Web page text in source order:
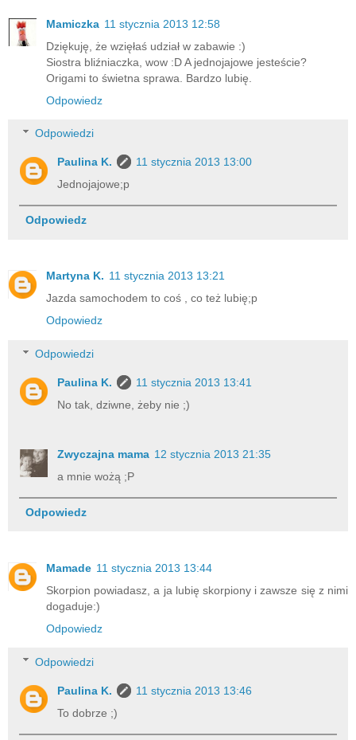
Mamiczka 11 stycznia 2013 12:58
Dziękuję, że wzięłaś udział w zabawie :)
Siostra bliźniaczka, wow :D A jednojajowe jesteście?
Origami to świetna sprawa. Bardzo lubię.
Odpowiedz
Odpowiedzi
Paulina K.
11 stycznia 2013 13:00
Jednojajowe;p
Odpowiedz
Martyna K. 11 stycznia 2013 13:21
Jazda samochodem to coś , co też lubię;p
Odpowiedz
Odpowiedzi
Paulina K.
11 stycznia 2013 13:41
No tak, dziwne, żeby nie ;)
Zwyczajna mama 12 stycznia 2013 21:35
a mnie wożą ;P
Odpowiedz
Mamade 11 stycznia 2013 13:44
Skorpion powiadasz, a ja lubię skorpiony i zawsze się z nimi
dogaduje:)
Odpowiedz
Odpowiedzi
Paulina K.
11 stycznia 2013 13:46
To dobrze ;)